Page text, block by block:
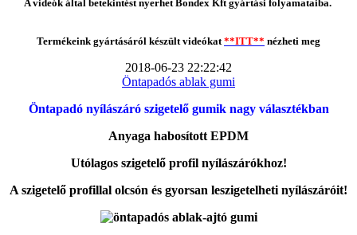
A videók által betekintést nyerhet Bondex Kft gyártási folyamataiba.
Termékeink gyártásáról készült videókat**ITT** nézheti meg
2018-06-23 22:22:42
Öntapadós ablak gumi
Öntapadó nyílászáró szigetelő gumik nagy választékban
Anyaga habosított EPDM
Utólagos szigetelő profil nyílászárókhoz!
A szigetelő profillal olcsón és gyorsan leszigetelheti nyílászáróit!